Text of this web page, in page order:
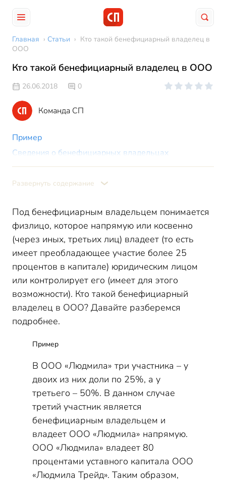
Главная › Статьи › Кто такой бенефициарный владелец в
ООО
Кто такой бенефициарный владелец в ООО
26.06.2018 0
Команда СП
Пример
Сведения о бенефициарных владельцах
Данные о бенефициарных владельцах в годовой
Развернуть содержание
Под бенефициарным владельцем понимается
физлицо, которое напрямую или косвенно
(через иных, третьих лиц) владеет (то есть
имеет преобладающее участие более 25
процентов в капитале) юридическим лицом
или контролирует его (имеет для этого
возможности). Кто такой бенефициарный
владелец в ООО? Давайте разберемся
подробнее.
Пример
В ООО «Людмила» три участника – у
двоих из них доли по 25%, а у
третьего – 50%. В данном случае
третий участник является
бенефициарным владельцем и
владеет ООО «Людмила» напрямую.
ООО «Людмила» владеет 80
процентами уставного капитала ООО
«Людмила Трейд». Таким образом,